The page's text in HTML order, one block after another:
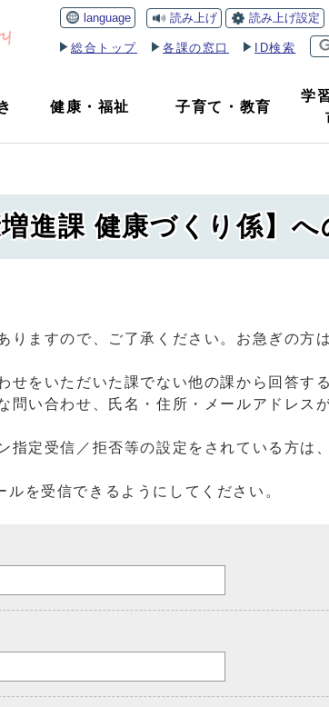
language 読み上げ 読み上げ設定
総合トップ 各課の窓口 ID検索
健康 ・福祉 子育て ・ 教育
学
増進課 健康づくり係】
りますので、ご了承ください。お急ぎの
せをいただいた課でない他の課から回答す
問い合わせ、氏名・住所・メールアドレ
指定受信／拒否等の設定をされている方
を受信できるようにしてください。